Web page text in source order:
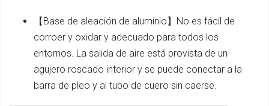
【Base de aleación de aluminio】No es fácil de
corroer y oxidar y adecuado para todos los
entornos. La salida de aire está provista de un
agujero roscado interior y se puede conectar a la
barra de pleo y al tubo de cuero sin caerse.